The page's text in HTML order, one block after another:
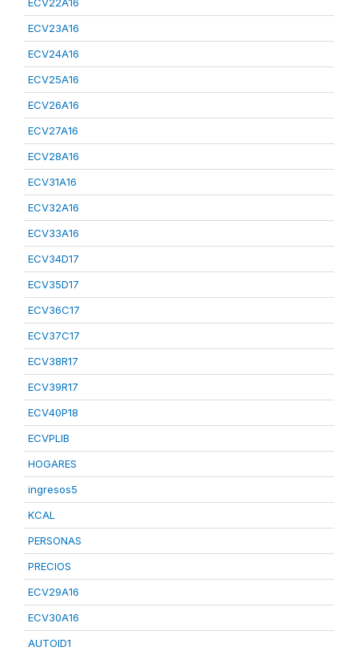
ECV23A16
ECV24A16
ECV25A16
ECV26A16
ECV27A16
ECV28A16
ECV31A16
ECV32A16
ECV33A16
ECV34D17
ECV35D17
ECV36C17
ECV37C17
ECV38R17
ECV39R17
ECV40P18
ECVPLIB
HOGARES
ingresos5
KCAL
PERSONAS
PRECIOS
ECV29A16
ECV30A16
AUTOID1